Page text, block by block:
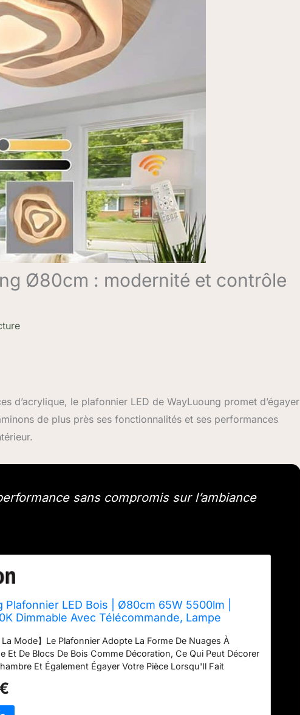
Ø80cm : modernité et contrôle
d’acrylique, le plafonnier LED de WayLuoung promet d’égayer
de plus près ses fonctionnalités et ses performances
sans compromis sur l’ambiance
Plafonnier LED Bois | Ø80cm 65W 5500lm |
Dimmable Avec Télécommande, Lampe
Salle Manger Bureau Domicile
La Mode】Le Plafonnier Adopte La Forme De Nuages ​​À
Et De Blocs De Bois Comme Décoration, Ce Qui Peut Décorer
Et Également Égayer Votre Pièce Lorsqu'Il Fait
Largeur 800mm, Hauteur 140mm, Le Matériau Principal
Lampe Est L'Acrylique Blanc, Le Placage De Bois. La Lumière